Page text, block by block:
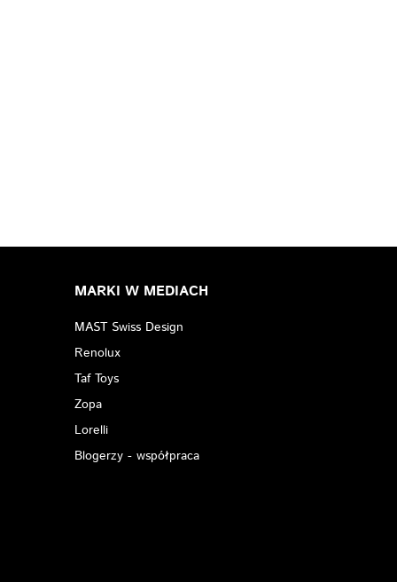
MARKI W MEDIACH
MAST Swiss Design
Renolux
Taf Toys
Zopa
Lorelli
Blogerzy - współpraca